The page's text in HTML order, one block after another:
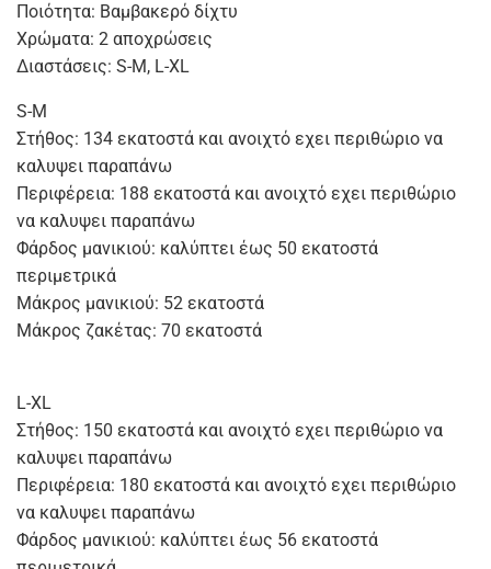
Ποιότητα: Βαμβακερό δίχτυ
Χρώματα: 2 αποχρώσεις
Διαστάσεις: S-M, L-XL
S-M
Στήθος: 134 εκατοστά και ανοιχτό εχει περιθώριο να
καλυψει παραπάνω
Περιφέρεια: 188 εκατοστά και ανοιχτό εχει περιθώριο
να καλυψει παραπάνω
Φάρδος μανικιού: καλύπτει έως 50 εκατοστά
περιμετρικά
Μάκρος μανικιού: 52 εκατοστά
Μάκρος ζακέτας: 70 εκατοστά
L-XL
Στήθος: 150 εκατοστά και ανοιχτό εχει περιθώριο να
καλυψει παραπάνω
Περιφέρεια: 180 εκατοστά και ανοιχτό εχει περιθώριο
να καλυψει παραπάνω
Φάρδος μανικιού: καλύπτει έως 56 εκατοστά